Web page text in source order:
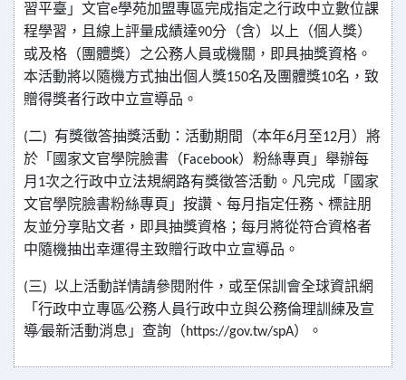
習平臺」文官e學苑加盟專區完成指定之行政中立數位課
程學習，且線上評量成績達90分（含）以上（個人獎）
或及格（團體獎）之公務人員或機關，即具抽獎資格。
本活動將以隨機方式抽出個人獎150名及團體獎10名，致
贈得獎者行政中立宣導品。
(二) 有獎徵答抽獎活動：活動期間（本年6月至12月）將
於「國家文官學院臉書（Facebook）粉絲專頁」舉辦每
月 1次之行政中立法規網路有獎徵答活動。凡完成「國家
文官學院臉書粉絲專頁」按讚、每月指定任務、標註朋
友並分享貼文者，即具抽獎資格；每月將從符合資格者
中隨機抽出幸運得主致贈行政中立宣導品。
(三) 以上活動詳情請參閱附件，或至保訓會全球資訊網
「行政中立專區∕公務人員行政中立與公務倫理訓練及宣
導∕最新活動消息」查詢（https://gov.tw/spA）。